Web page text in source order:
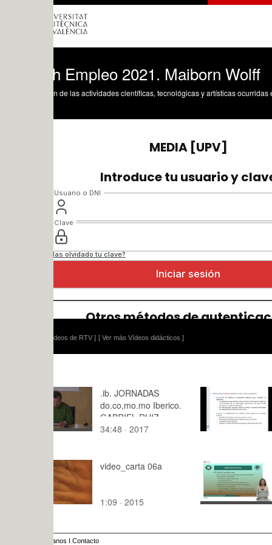
Empleo 2021. Maiborn Wolff
de las actividades científicas, tecnológicas y artísticas ocurridas en los tres
[ Ver más Vídeos didácticos ]
.ib. JORNADAS
do.co,mo.mo Iberico.
GABRIEL RUIZ
CABRERO
34:48 · 2017
4 -
Espectral
18:,3 ·
video_carta 06a
1:09 · 2015
propietat
Servituds
4:09 · 2018